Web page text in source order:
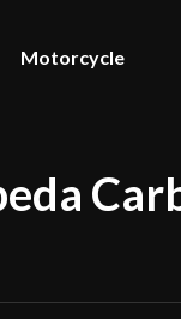
Motorcycle